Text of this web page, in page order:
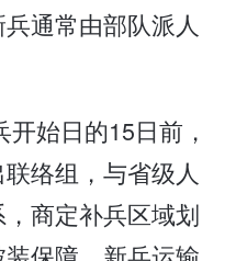
通常由部队派人
始日的15日前，
络组，与省级人
商定补兵区域划